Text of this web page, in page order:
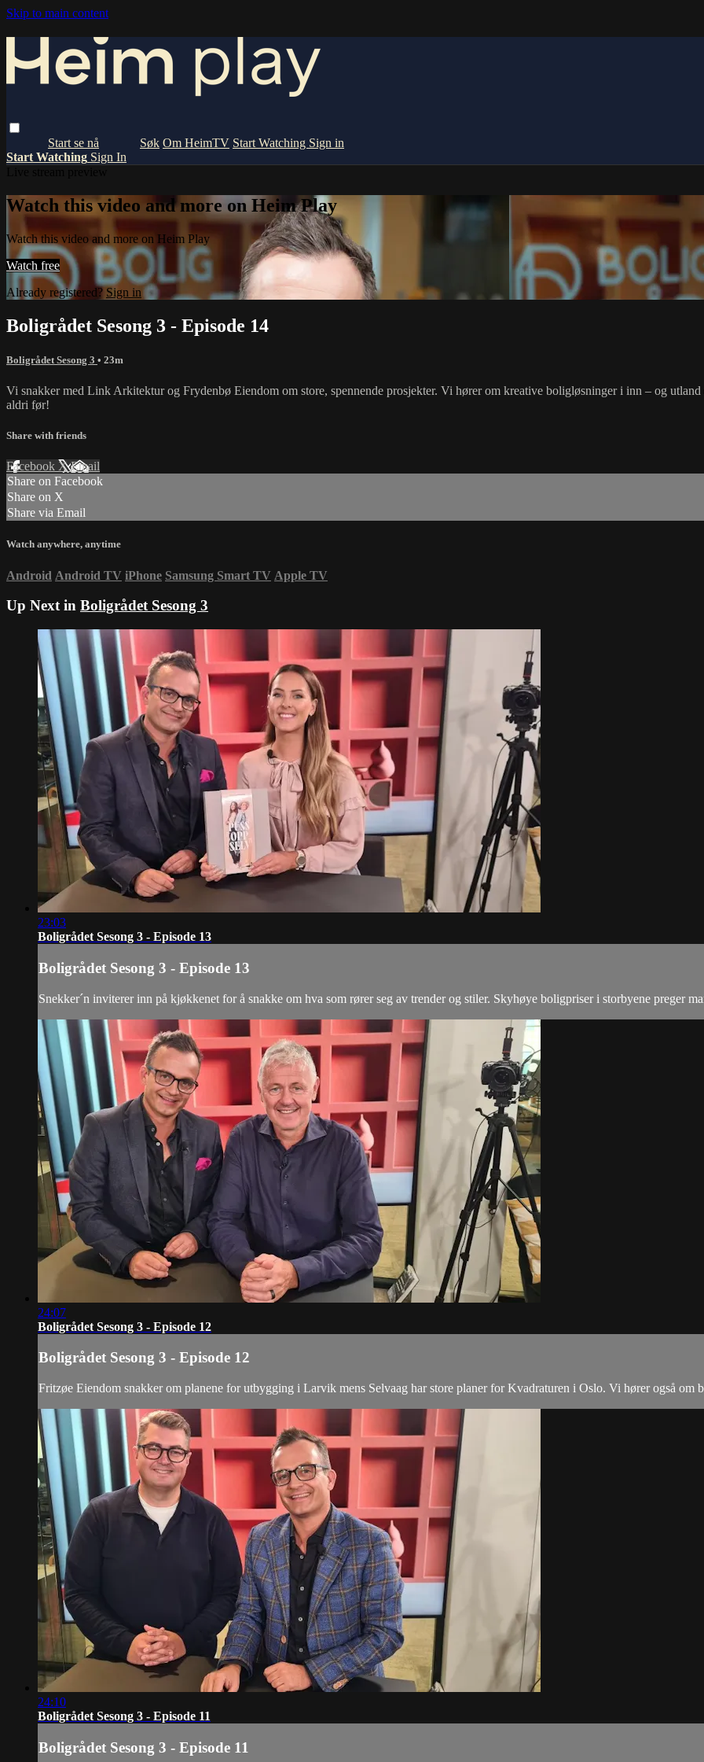
Skip to main content
Om HeimTV Start Watching Sign in
Start Watching Sign In
Watch this video and more on Heim Play
Watch this video and more on Heim Play
Watch free
Already registered? Sign in
Boligrådet Sesong 3 - Episode 14
Boligrådet Sesong 3 • 23m
Vi snakker med Link Arkitektur og Frydenbø Eiendom om store, spennende prosjekter. Vi hører om kreative boligløsninger i inn – og
aldri før!
Share with friends
Facebook XEmail
Share on Facebook
Share on X
Share via Email
Watch anywhere, anytime
Android Android TV iPhone Samsung Smart TV Apple TV
Up Next in Boligrådet Sesong 3
23:03
Boligrådet Sesong 3 - Episode 13
Boligrådet Sesong 3 - Episode 13
Snekker´n inviterer inn på kjøkkenet for å snakke om hva som rører seg av trender og stiler. Skyhøye boligpriser i storbyene preger
24:07
Boligrådet Sesong 3 - Episode 12
Boligrådet Sesong 3 - Episode 12
Fritzøe Eiendom snakker om planene for utbygging i Larvik mens Selvaag har store planer for Kvadraturen i Oslo. Vi hører også om
24:10
Boligrådet Sesong 3 - Episode 11
Boligrådet Sesong 3 - Episode 11